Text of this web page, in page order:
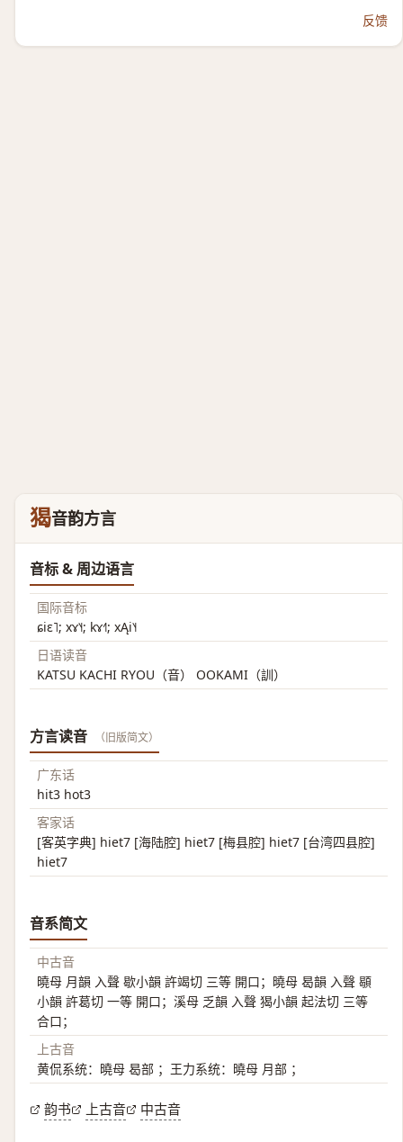
反馈
猲音韵方言
音标 & 周边语言
国际音标
ɕiɛ˥; xɤ˥˧; kɤ˧˥; xĄi˥˧
日语读音
KATSU KACHI RYOU（音） OOKAMI（訓）
方言读音 （旧版简文）
广东话
hit3 hot3
客家话
[客英字典] hiet7 [海陆腔] hiet7 [梅县腔] hiet7 [台湾四县腔]
hiet7
音系简文
中古音
曉母 月韻 入聲 歇小韻 許竭切 三等 開口；曉母 曷韻 入聲 䫘
小韻 許葛切 一等 開口；溪母 乏韻 入聲 猲小韻 起法切 三等
合口；
上古音
黄侃系统：曉母 曷部 ；王力系统：曉母 月部 ；
韵书 上古音 中古音